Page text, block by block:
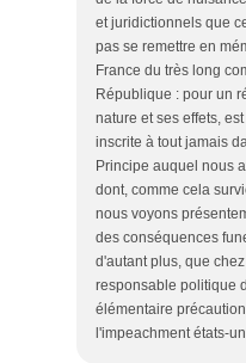
et juridictionnels que
pas se remettre en
France du très long
République : pour un
nature et ses effets,
inscrite à tout jamais
Principe auquel nous
dont, comme cela
nous voyons
des conséquences
d'autant plus, que
responsable politique
élémentaire
l'impeachment états-